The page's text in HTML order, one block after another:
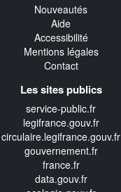
Nouveautés
Aide
Accessibilité
Mentions légales
Contact
Les sites publics
service-public.fr
legifrance.gouv.fr
circulaire.legifrance.gouv.fr
gouvernement.fr
france.fr
data.gouv.fr